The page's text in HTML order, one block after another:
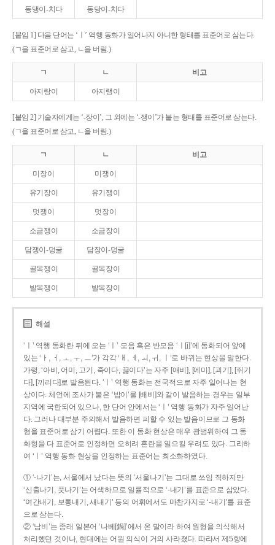
동댕이-치다 동당이-치다
[붙임 1] 다음 단어는 ‘ㅣ’ 역행 동화가 일어나지 아니한 형태를 표준어로 삼는다.
(ㄱ을 표준어로 삼고, ㄴ을 버림.)
ㄱ ㄴ 비고
아지랑이 아지랭이
[붙임 2] 기술자에게는 ‘-장이’, 그 외에는 ‘-쟁이’가 붙는 형태를 표준어로 삼는다.
(ㄱ을 표준어로 삼고, ㄴ을 버림.)
ㄱ ㄴ 비고
미장이 미쟁이
유기장이 유기쟁이
멋쟁이 멋장이
소금쟁이 소금장이
담쟁이-덩굴 담장이-덩굴
골목쟁이 골목장이
발목쟁이 발목장이
해설
‘ㅣ’ 역행 동화란 뒤에 오는 ‘ㅣ’ 모음 혹은 반모음 ‘ㅣ[j]’에 동화되어 앞에
있는 ‘ㅏ, ㅓ, ㅗ, ㅜ, ㅡ’가 각각 ‘ㅐ, ㅔ, ㅚ, ㅟ, ㅣ’로 바뀌는 현상을 말한다.
가령, ‘아비, 어미, 고기, 죽이다, 끓이다’는 자주 [애비], [에미], [괴기], [쥐기
다], [끼리다]로 발음된다. ‘ㅣ’ 역행 동화는 전국적으로 자주 일어나는 현
상이다. 체언에 조사가 붙은 ‘밥이’를 [배비]와 같이 발음하는 경우는 일부
지역에 국한되어 있으나, 한 단어 안에서는 ‘ㅣ’ 역행 동화가 자주 일어난
다. 그러나 대부분 주의해서 발음하면 피할 수 있는 발음이므로 그 동화
형을 표준어로 삼기 어렵다. 또한 이 동화 현상은 매우 광범위하여 그 동
화형을 다 표준어로 인정하면 오히려 혼란을 일으킬 우려도 있다. 그리하
여 ‘ㅣ’ 역행 동화 현상을 인정하는 표준어는 최소화하였다.
① ‘-나기’는, 서울에서 났다는 뜻의 ‘서울나기’는 그대로 쓰임 직하지만
‘신출나기, 풋나기’는 어색하므로 일률적으로 ‘-내기’를 표준으로 삼았다.
‘여간내기, 보통내기, 새내기’ 등의 어휘에서도 마찬가지로 ‘-내기’를 표준
으로 삼는다.
② ‘남비’는 종래 일본어 ‘나베[鍋]’에서 온 말이라 하여 원형을 의식해서
처리했던 것이나, 현대에는 어원 의식이 거의 사라졌다. 따라서 제5항에